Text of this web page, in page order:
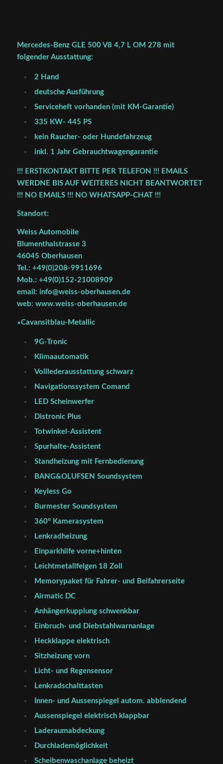
Mercedes-Benz GLE 500 V8 4,7 L OM 278 mit
folgender Ausstattung:
2 Hand
deutsche Ausführung
Serviceheft vorhanden (mit KM-Garantie)
335 KW- 445 PS
kein Raucher- oder Hundefahrzeug
inkl. 1 Jahr Gebrauchtwagengarantie
!!! ERSTKONTAKT BITTE PER TELEFON !!! EMAILS
WERDNE BIS AUF WEITERES NICHT BEANTWORTET
!!! NO EMAILS !!! NO WHATSAPP-CHAT !!!
Standort:
Weiss Automobile
Blumenthalstrasse 3
46045 Oberhausen
Tel.: +49(0)208-9911696
Mob.: +49(0)152-21008909
email: info@weiss-oberhausen.de
web: www.weiss-oberhausen.de
∗Cavansitblau-Metallic
9G-Tronic
Klimaautomatik
Volllederausstattung schwarz
Navigationssystem Comand
LED Scheinwerfer
Distronic Plus
Totwinkel-Assistent
Spurhalte-Assistent
Standheizung mit Fernbedienung
BANG&OLUFSEN Soundsystem
Keyless Go
Burmester Soundsystem
360° Kamerasystem
Lenkradheizung
Einparkhilfe vorne+hinten
Leichtmetallfelgen 18 Zoll
Memorypaket für Fahrer- und Beifahrerseite
Airmatic DC
Anhängerkupplung schwenkbar
Einbruch- und Diebstahlwarnanlage
Heckklappe elektrisch
Sitzheizung vorn
Licht- und Regensensor
Lenkradschalttasten
Innen- und Aussenspiegel autom. abblendend
Aussenspiegel elektrisch klappbar
Laderaumabdeckung
Durchlademöglichkeit
Scheibenwaschanlage beheizt